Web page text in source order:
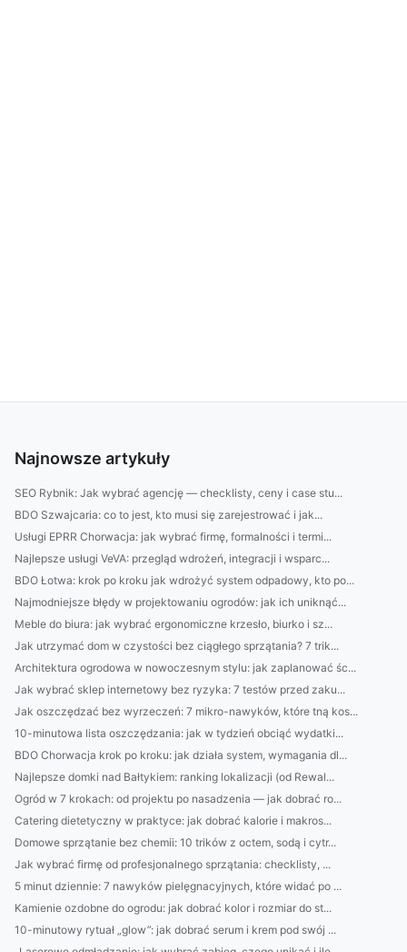
Najnowsze artykuły
SEO Rybnik: Jak wybrać agencję — checklisty, ceny i case stu...
BDO Szwajcaria: co to jest, kto musi się zarejestrować i jak...
Usługi EPRR Chorwacja: jak wybrać firmę, formalności i termi...
Najlepsze usługi VeVA: przegląd wdrożeń, integracji i wsparc...
BDO Łotwa: krok po kroku jak wdrożyć system odpadowy, kto po...
Najmodniejsze błędy w projektowaniu ogrodów: jak ich uniknąć...
Meble do biura: jak wybrać ergonomiczne krzesło, biurko i sz...
Jak utrzymać dom w czystości bez ciągłego sprzątania? 7 trik...
Architektura ogrodowa w nowoczesnym stylu: jak zaplanować śc...
Jak wybrać sklep internetowy bez ryzyka: 7 testów przed zaku...
Jak oszczędzać bez wyrzeczeń: 7 mikro-nawyków, które tną kos...
10-minutowa lista oszczędzania: jak w tydzień obciąć wydatki...
BDO Chorwacja krok po kroku: jak działa system, wymagania dl...
Najlepsze domki nad Bałtykiem: ranking lokalizacji (od Rewal...
Ogród w 7 krokach: od projektu po nasadzenia — jak dobrać ro...
Catering dietetyczny w praktyce: jak dobrać kalorie i makros...
Domowe sprzątanie bez chemii: 10 trików z octem, sodą i cytr...
Jak wybrać firmę od profesjonalnego sprzątania: checklisty, ...
5 minut dziennie: 7 nawyków pielęgnacyjnych, które widać po ...
Kamienie ozdobne do ogrodu: jak dobrać kolor i rozmiar do st...
10-minutowy rytuał „glow”: jak dobrać serum i krem pod swój ...